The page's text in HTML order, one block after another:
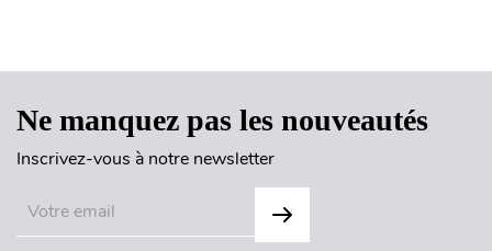
Ne manquez pas les nouveautés
Inscrivez-vous à notre newsletter